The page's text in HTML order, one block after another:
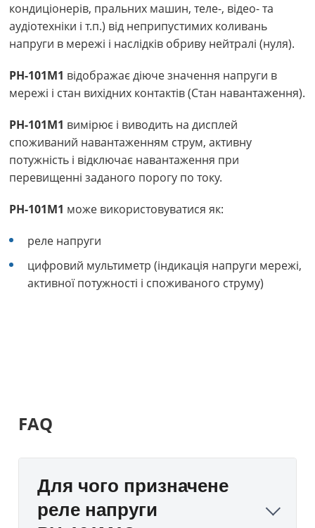
кондиціонерів, пральних машин, теле-, відео- та
аудіотехніки і т.п.) від неприпустимих коливань
напруги в мережі і наслідків обриву нейтралі (нуля).
РН-101М1 відображає діюче значення напруги в
мережі і стан вихідних контактів (Стан навантаження).
РН-101М1 вимірює і виводить на дисплей
споживаний навантаженням струм, активну
потужність і відключає навантаження при
перевищенні заданого порогу по току.
РН-101М1 може використовуватися як:
реле напруги
цифровий мультиметр (індикація напруги мережі,
активної потужності і споживаного струму)
FAQ
Для чого призначене
реле напруги